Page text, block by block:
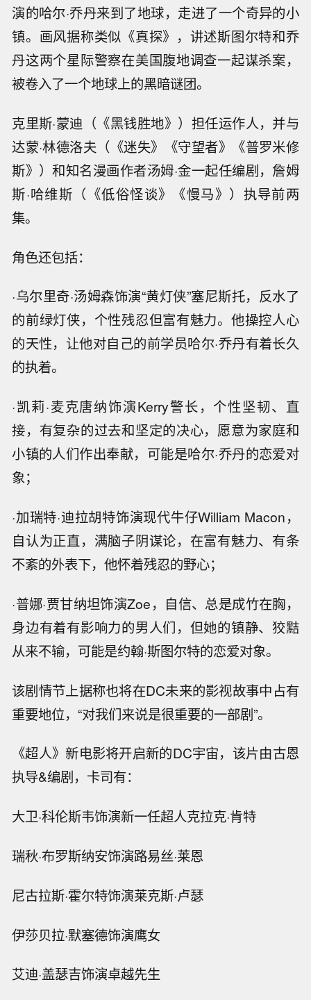
演的哈尔·乔丹来到了地球，走进了一个奇异的小
镇。画风据称类似《真探》，讲述斯图尔特和乔
丹这两个星际警察在美国腹地调查一起谋杀案，
被卷入了一个地球上的黑暗谜团。
克里斯·蒙迪（《黑钱胜地》）担任运作人，并与
达蒙·林德洛夫（《迷失》《守望者》《普罗米修
斯》）和知名漫画作者汤姆·金一起任编剧，詹姆
斯·哈维斯（《低俗怪谈》《慢马》）执导前两
集。
角色还包括：
·乌尔里奇·汤姆森饰演“黄灯侠”塞尼斯托，反水了
的前绿灯侠，个性残忍但富有魅力。他操控人心
的天性，让他对自己的前学员哈尔·乔丹有着长久
的执着。
·凯莉·麦克唐纳饰演Kerry警长，个性坚韧、直
接，有复杂的过去和坚定的决心，愿意为家庭和
小镇的人们作出奉献，可能是哈尔·乔丹的恋爱对
象；
·加瑞特·迪拉胡特饰演现代牛仔William Macon，
自认为正直，满脑子阴谋论，在富有魅力、有条
不紊的外表下，他怀着残忍的野心；
·普娜·贾甘纳坦饰演Zoe，自信、总是成竹在胸，
身边有着有影响力的男人们，但她的镇静、狡黠
从来不输，可能是约翰·斯图尔特的恋爱对象。
该剧情节上据称也将在DC未来的影视故事中占有
重要地位，“对我们来说是很重要的一部剧”。
《超人》新电影将开启新的DC宇宙，该片由古恩
执导&编剧，卡司有：
大卫·科伦斯韦饰演新一任超人克拉克·肯特
瑞秋·布罗斯纳安饰演路易丝·莱恩
尼古拉斯·霍尔特饰演莱克斯·卢瑟
伊莎贝拉·默塞德饰演鹰女
艾迪·盖瑟吉饰演卓越先生